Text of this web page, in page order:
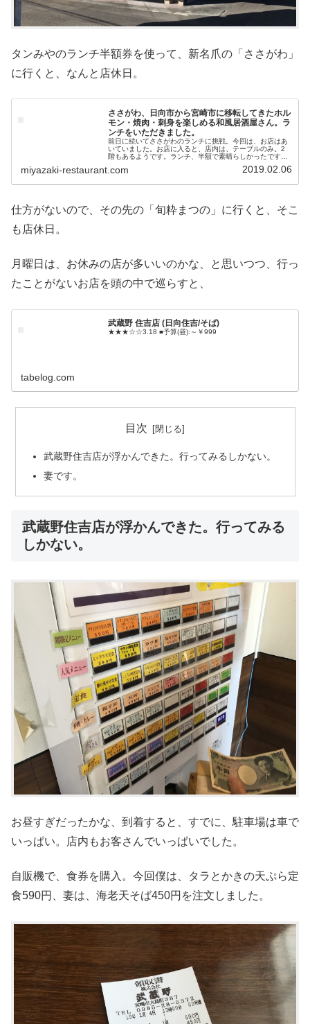
タンみやのランチ半額券を使って、新名爪の「ささがわ」
に行くと、なんと店休日。
ささがわ、日向市から宮崎市に移転してきたホル
モン・焼肉・刺身を楽しめる和風居酒屋さん。ラ
ンチをいただきました。
前日に続いてささがわのランチに挑戦。今回は、お店はあ
いていました。お店に入ると、店内は、テーブルのみ。2
階もあるようです。ランチ、半額で素晴らしかったです今
いう計画。スタッフの男性に半額券...
miyazaki-restaurant.com 2019.02.06
仕方がないので、その先の「旬粋まつの」に行くと、そこ
も店休日。
月曜日は、お休みの店が多いいのかな、と思いつつ、行っ
たことがないお店を頭の中で巡らすと、
武蔵野 住吉店 (日向住吉/そば)
★★★☆☆3.18 ■予算(昼):～￥999
tabelog.com
目次
武蔵野住吉店が浮かんできた。行ってみるしかない。
妻です。
武蔵野住吉店が浮かんできた。行ってみる
しかない。
お昼すぎだったかな、到着すると、すでに、駐車場は車で
いっぱい。店内もお客さんでいっぱいでした。
自販機で、食券を購入。今回僕は、タラとかきの天ぷら定
食590円、妻は、海老天そば450円を注文しました。